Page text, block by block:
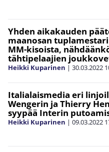
Yhden aikakauden
maanosan
MM-kisoista,
tähtipelaajien
Heikki Kuparinen | 30.03.2022
Italialaismedia eri
Wengerin ja Thierry
syypää Interin
Heikki Kuparinen | 09.03.2022